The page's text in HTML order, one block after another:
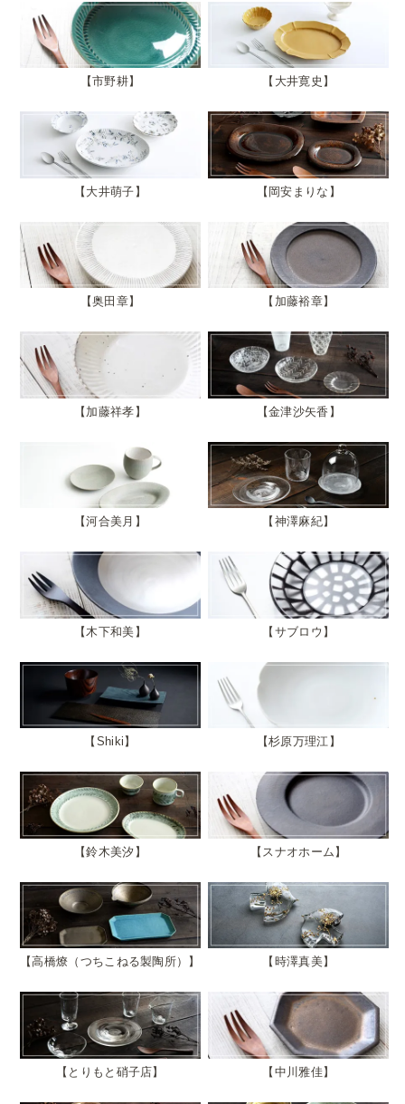
市野耕 大井寛史
大井萌子 岡安まりな
奥田章 加藤裕章
加藤祥孝 金津沙矢香
河合美月 神澤麻紀
木下和美 サブロウ
Shiki 杉原万理江
鈴木美汐 スナオホーム
高橋燎（つちこねる製陶所） 時澤真美
とりもと硝子店 中川雅佳